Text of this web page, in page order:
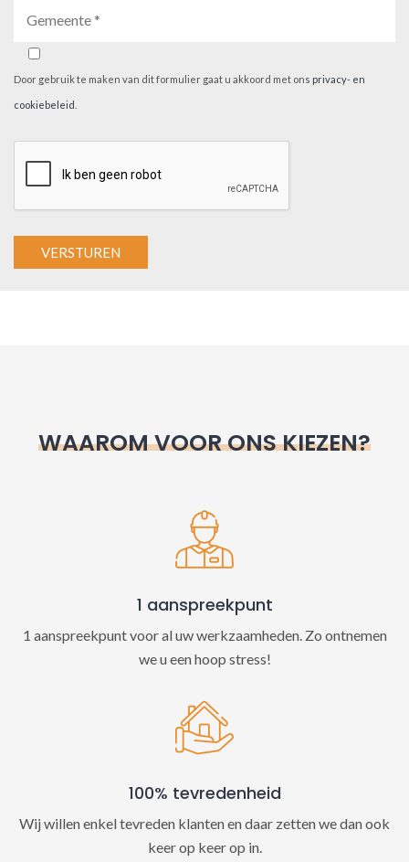
Door gebruik te maken van dit formulier gaat u akkoord met ons privacy- en
cookiebeleid
WAAROM VOOR ONS KIEZEN?
1 aanspreekpunt
1 aanspreekpunt voor al uw werkzaamheden. Zo ontnemen
we u een hoop stress!
100% tevredenheid
Wij willen enkel tevreden klanten en daar zetten we dan ook
keer op keer op in.